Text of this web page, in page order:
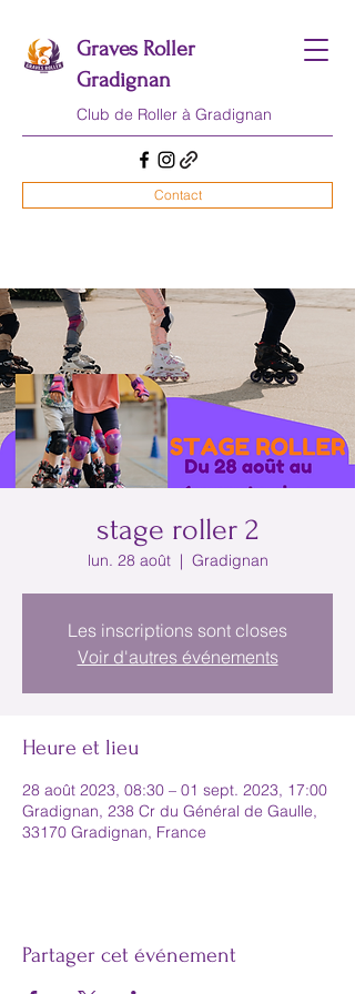
Graves Roller
Gradignan
Club de Roller à Gradignan
Contact
stage roller 2
lun. 28 août
  |
Gradignan
Les inscriptions sont closes
Voir d'autres événements
Heure et lieu
28 août 2023, 08:30 – 01 sept. 2023, 17:00
Gradignan, 238 Cr du Général de Gaulle,
33170 Gradignan, France
Partager cet événement